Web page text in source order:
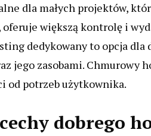
dla małych projektów,
większą kontrolę i
dedykowany to opcja
jego zasobami. Chmurowy
od potrzeb użytkownika.
dobrego